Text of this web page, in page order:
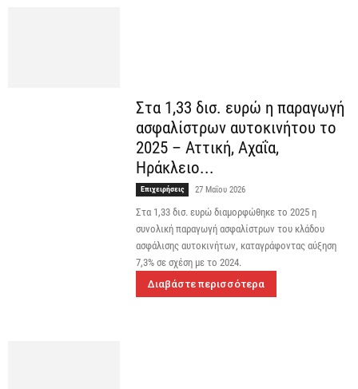
Στα 1,33 δισ. ευρώ η παραγωγή
ασφαλίστρων αυτοκινήτου το
2025 – Αττική, Αχαΐα,
Ηράκλειο...
Επιχειρήσεις 27 Μαΐου 2026
Στα 1,33 δισ. ευρώ διαμορφώθηκε το 2025 η
συνολική παραγωγή ασφαλίστρων του κλάδου
ασφάλισης αυτοκινήτων, καταγράφοντας αύξηση
7,3% σε σχέση με το 2024.
Διαβάστε περισσότερα